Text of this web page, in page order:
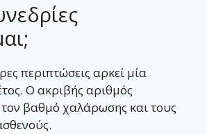
περιπτώσεις αρκεί μία
Ο ακριβής αριθμός
βαθμό χαλάρωσης και τους